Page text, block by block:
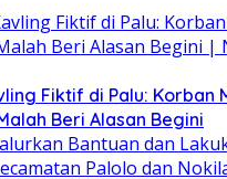
Fiktif di Palu: Korban
Beri Alasan Begini